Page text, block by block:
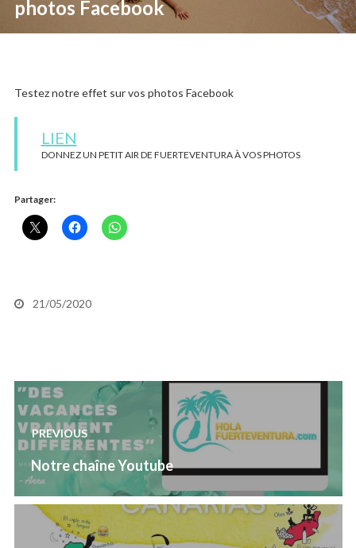
photos Facebook
Testez notre effet sur vos photos Facebook
LIEN
DONNEZ UN PETIT AIR DE FUERTEVENTURA À VOS PHOTOS
Partager:
21/05/2020
Navigation
de
l’article
PREVIOUS
Previous
post:
Notre chaîne Youtube